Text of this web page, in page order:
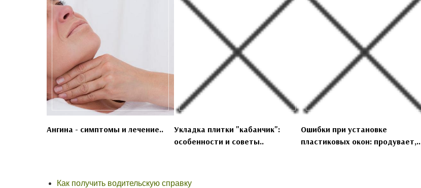
Ангина - симптомы и лечение..
Укладка плитки "кабанчик":
особенности и советы..
Ошибки при установке
пластиковых окон: продувает,..
Как получить водительскую справку